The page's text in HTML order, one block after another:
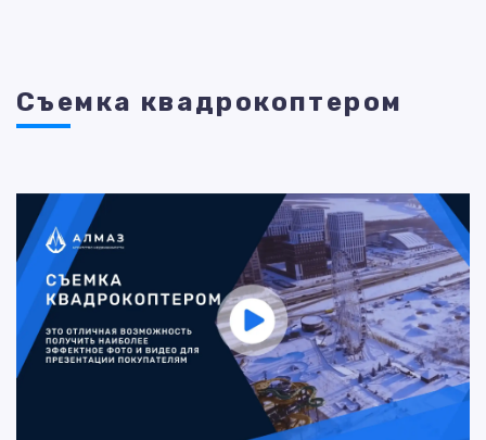
Съемка квадрокоптером